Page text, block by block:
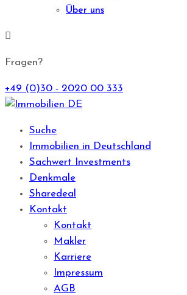
Über uns
Fragen?
+49 (0)30 - 2020 00 333
Suche
Immobilien in Deutschland
Sachwert Investments
Denkmale
Sharedeal
Kontakt
Kontakt
Makler
Karriere
Impressum
AGB